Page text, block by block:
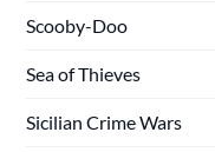
Scooby-Doo
Sea of Thieves
Sicilian Crime Wars